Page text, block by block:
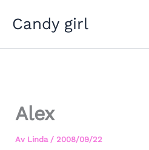
Candy girl
Alex
Av Linda / 2008/09/22